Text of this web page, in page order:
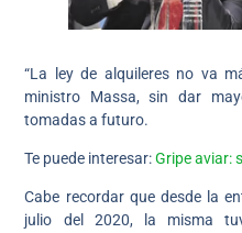
“La ley de alquileres no va
ministro Massa, sin dar
tomadas a futuro.
Te puede interesar:Gripe aviar:
Cabe recordar que desde la
julio del 2020, la misma